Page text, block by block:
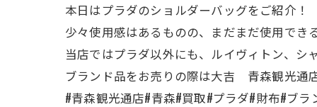
本日はプラダのショルダーバッグをご紹介！
少々使用感はあるものの、まだまだ使用で
当店ではプラダ以外にも、ルイヴィトン、
ブランド品をお売りの際は大吉 青森観光通
#青森観光通店#青森#買取#プラダ#財布#ブラ